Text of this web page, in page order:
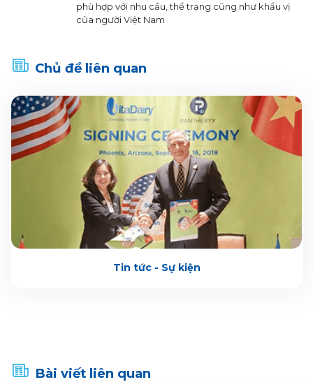
phù hợp với nhu cầu, thể trạng cũng như khẩu vị
của người Việt Nam
Chủ đề liên quan
Tin tức - Sự kiện
Bài viết liên quan